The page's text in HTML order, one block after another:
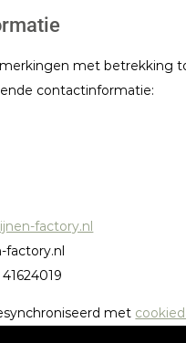
met betrekking
contactinformatie:
factory.nl
factory.nl
met